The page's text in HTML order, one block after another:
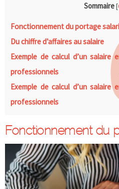
Sommaire[
Fonctionnement du portage
Du chiffre d’affaires au salaire
Exemple de calcul d’un
professionnels
Exemple de calcul d’un
professionnels
Fonctionnement du